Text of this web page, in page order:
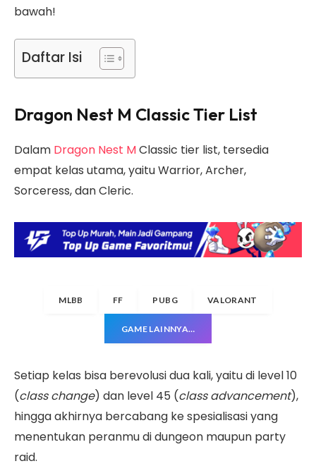
bawah!
Daftar Isi
Dragon Nest M Classic Tier List
Dalam Dragon Nest MClassic tier list, tersedia
empat kelas utama, yaitu Warrior, Archer,
Sorceress, dan Cleric.
MLBB FF PUBG VALORANT
GAME LAINNYA…
Setiap kelas bisa berevolusi dua kali, yaitu di level 10
(class change) dan level 45 (class advancement),
hingga akhirnya bercabang ke spesialisasi yang
menentukan peranmu di dungeon maupun party
raid.